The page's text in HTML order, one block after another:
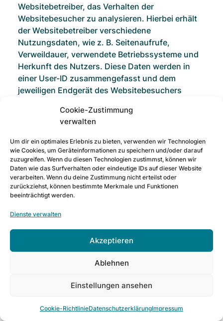
Cookie-Zustimmung
verwalten
Um dir ein optimales Erlebnis zu bieten, verwenden wir Technologien
wie Cookies, um Geräteinformationen zu speichern und/oder darauf
zuzugreifen. Wenn du diesen Technologien zustimmst, können wir
Daten wie das Surfverhalten oder eindeutige IDs auf dieser Website
verarbeiten. Wenn du deine Zustimmung nicht erteilst oder
zurückziehst, können bestimmte Merkmale und Funktionen
beeinträchtigt werden.
Dienste verwalten
Akzeptieren
Ablehnen
Einstellungen ansehen
Cookie-RichtlinieDatenschutzerklärungImpressum
Websitebetreiber, das Verhalten der
Websitebesucher zu analysieren. Hierbei erhält
der Websitebetreiber verschiedene
Nutzungsdaten, wie z. B. Seitenaufrufe,
Verweildauer, verwendete Betriebssysteme und
Herkunft des Nutzers. Diese Daten werden in
einer User-ID zusammengefasst und dem
jeweiligen Endgerät des Websitebesuchers
Des Weiteren können wir mit Google Analytics
Klicks aufzeichnen. Ferner verwendet Google
Analytics verschiedene Modellierungsansätze,
um die erfassten Datensätze zu ergänzen und
setzt Machine-Learning-Technologien bei der
Datenanalyse ein.
Google Analytics verwendet Technologien, die
die Wiedererkennung des Nutzers zum Zwecke
der Analyse des Nutzerverhaltens ermöglichen
(z. B. Cookies oder Device-Fingerprinting). Die
von Google erfassten Informationen über die
an einen Server von Google in den USA